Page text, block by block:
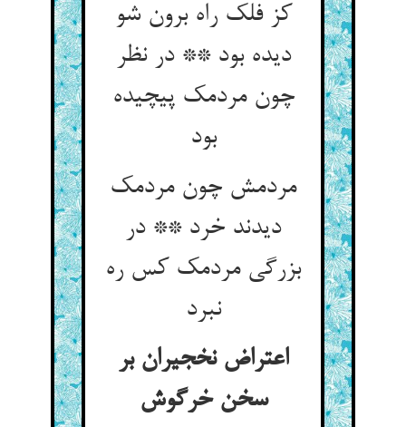
کز فلک راه برون شو
دیده بود ** در نظر
چون مردمک پیچیده
بود
مردمش چون مردمک
دیدند خرد ** در
بزرگی مردمک کس ره
نبرد
اعتراض نخجیران بر
سخن خرگوش‌‌